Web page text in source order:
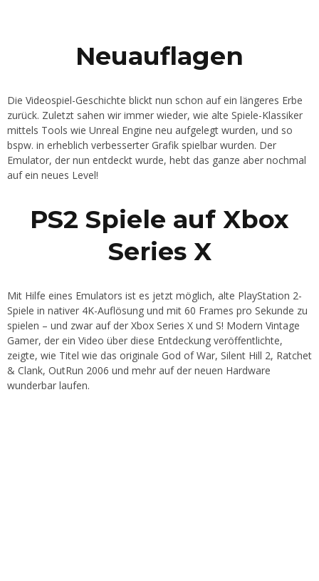
Neuauflagen
Die Videospiel-Geschichte blickt nun schon auf ein längeres Erbe
zurück. Zuletzt sahen wir immer wieder, wie alte Spiele-Klassiker
mittels Tools wie Unreal Engine neu aufgelegt wurden, und so
bspw. in erheblich verbesserter Grafik spielbar wurden. Der
Emulator, der nun entdeckt wurde, hebt das ganze aber nochmal
auf ein neues Level!
PS2 Spiele auf Xbox
Series X
Mit Hilfe eines Emulators ist es jetzt möglich, alte PlayStation 2-
Spiele in nativer 4K-Auflösung und mit 60 Frames pro Sekunde zu
spielen – und zwar auf der Xbox Series X und S! Modern Vintage
Gamer, der ein Video über diese Entdeckung veröffentlichte,
zeigte, wie Titel wie das originale God of War, Silent Hill 2, Ratchet
& Clank, OutRun 2006 und mehr auf der neuen Hardware
wunderbar laufen.